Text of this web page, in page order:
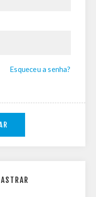
Esqueceu a senha?